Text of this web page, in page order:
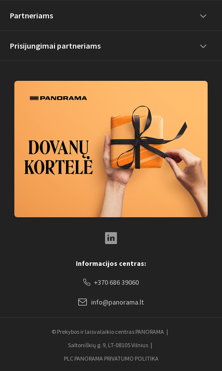
Partneriams
Prisijungimai partneriams
Informacijos centras:
+370 686 39060
info@panorama.lt
© Prekybos ir laisvalaikio centras PANORAMA
Saltoniškių g. 9, LT-08105 Vilnius
PLC PANORAMA PRIVATUMO POLITIKA